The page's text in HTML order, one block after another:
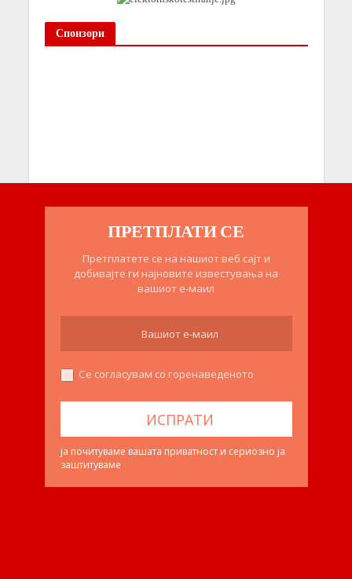
Спонзори
ПРЕТПЛАТИ СЕ
Претплатете се на нашиот веб сајт и
добивајте ги најновите известувања на
вашиот е-маил
Се согласувам со горенаведеното
ја почитуваме вашата приватност и сериозно ја
заштитуваме